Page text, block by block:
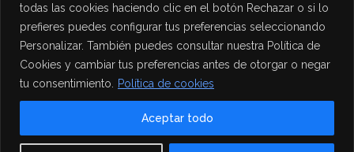
todas las cookies haciendo clic en el botón Rechazar o si lo
prefieres puedes configurar tus preferencias seleccionando
Personalizar. También puedes consultar nuestra Política de
Cookies y cambiar tus preferencias antes de otorgar o negar
tu consentimiento.
Política de cookies
Aceptar todo
Aviso Legal